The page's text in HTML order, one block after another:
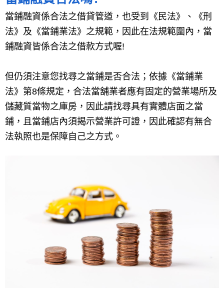
當鋪融資係合法之借貸管道，也受到《民法》、《刑
法》及《當鋪業法》之規範，因此在法規範圍內，當
鋪融資皆係合法之借款方式喔!
但仍須注意您找尋之當鋪是否合法；依據《當鋪業
法》第8條規定，合法當舖業者應有固定的營業場所及
儲藏質當物之庫房，因此請找尋具有實體店面之當
鋪，且當鋪店內須揭示營業許可證，因此確認有無合
法執照也是保障自己之方式。